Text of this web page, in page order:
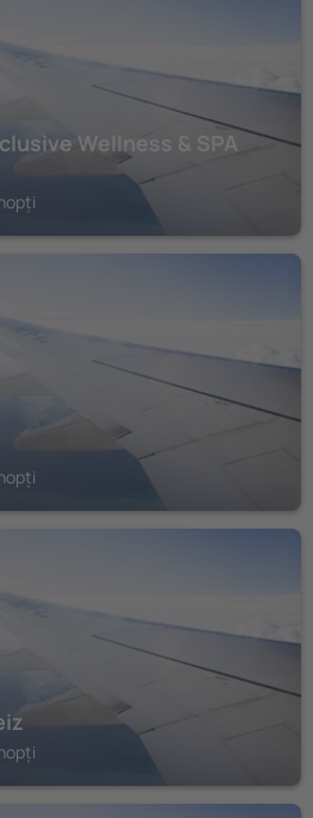
Wellness & SPA